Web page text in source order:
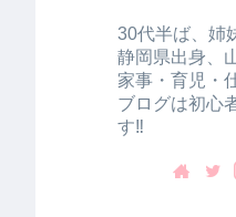
30代半ば、姉
静岡県出身、
家事・育児・
ブログは初心
す‼